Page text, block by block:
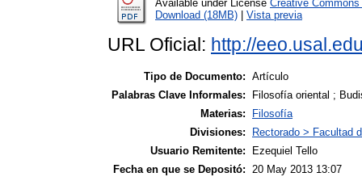
Available under License Creative
Download (18MB)
Vista previa
URL Oficial: http://
Tipo de Documento: Artículo
Palabras Clave Informales:
Filosofía oriental ;
Materias:
Filosofía
Divisiones:
Rectorado > Facultad
Usuario Remitente:
Ezequiel Tello
Fecha en que se Depositó: 20 May 2013 13:07